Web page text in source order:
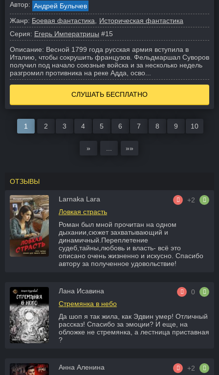
Автор: Андрей Булычев
Жанр: Боевая фантастика
Историческая фантастика
Серия: Егерь Императрицы #15
Описание: Весной 1799 года русская армия вступила в
Италию, чтобы сокрушить французов. Фельдмаршал Суворов
получил под начало союзные войска и за несколько недель
разгромил противника на реке Адда, осво...
СЛУШАТЬ БЕСПЛАТНО
1 2 3 4 5 6 7 8 9 10
» »»
ОТЗЫВЫ
Larnaka Lara
+2
Ловкая страсть
Роман был мной прочитан на одном
дыхании,сюжет захватывающий и
динамичный.Переплетение
судеб,тайны,любовь и власть- всё это
описано очень жизненно и искусно. Спасибо
автору за полученное удовольствие!
Лана Исавина
0
Стремянка в небо
Да шоп я так жила, как Эдвин умер! Отличный
рассказ! Спасибо за эмоции? И еще, на
обложке не стремянка, а лестница приставная
?
Анна Аленина +2